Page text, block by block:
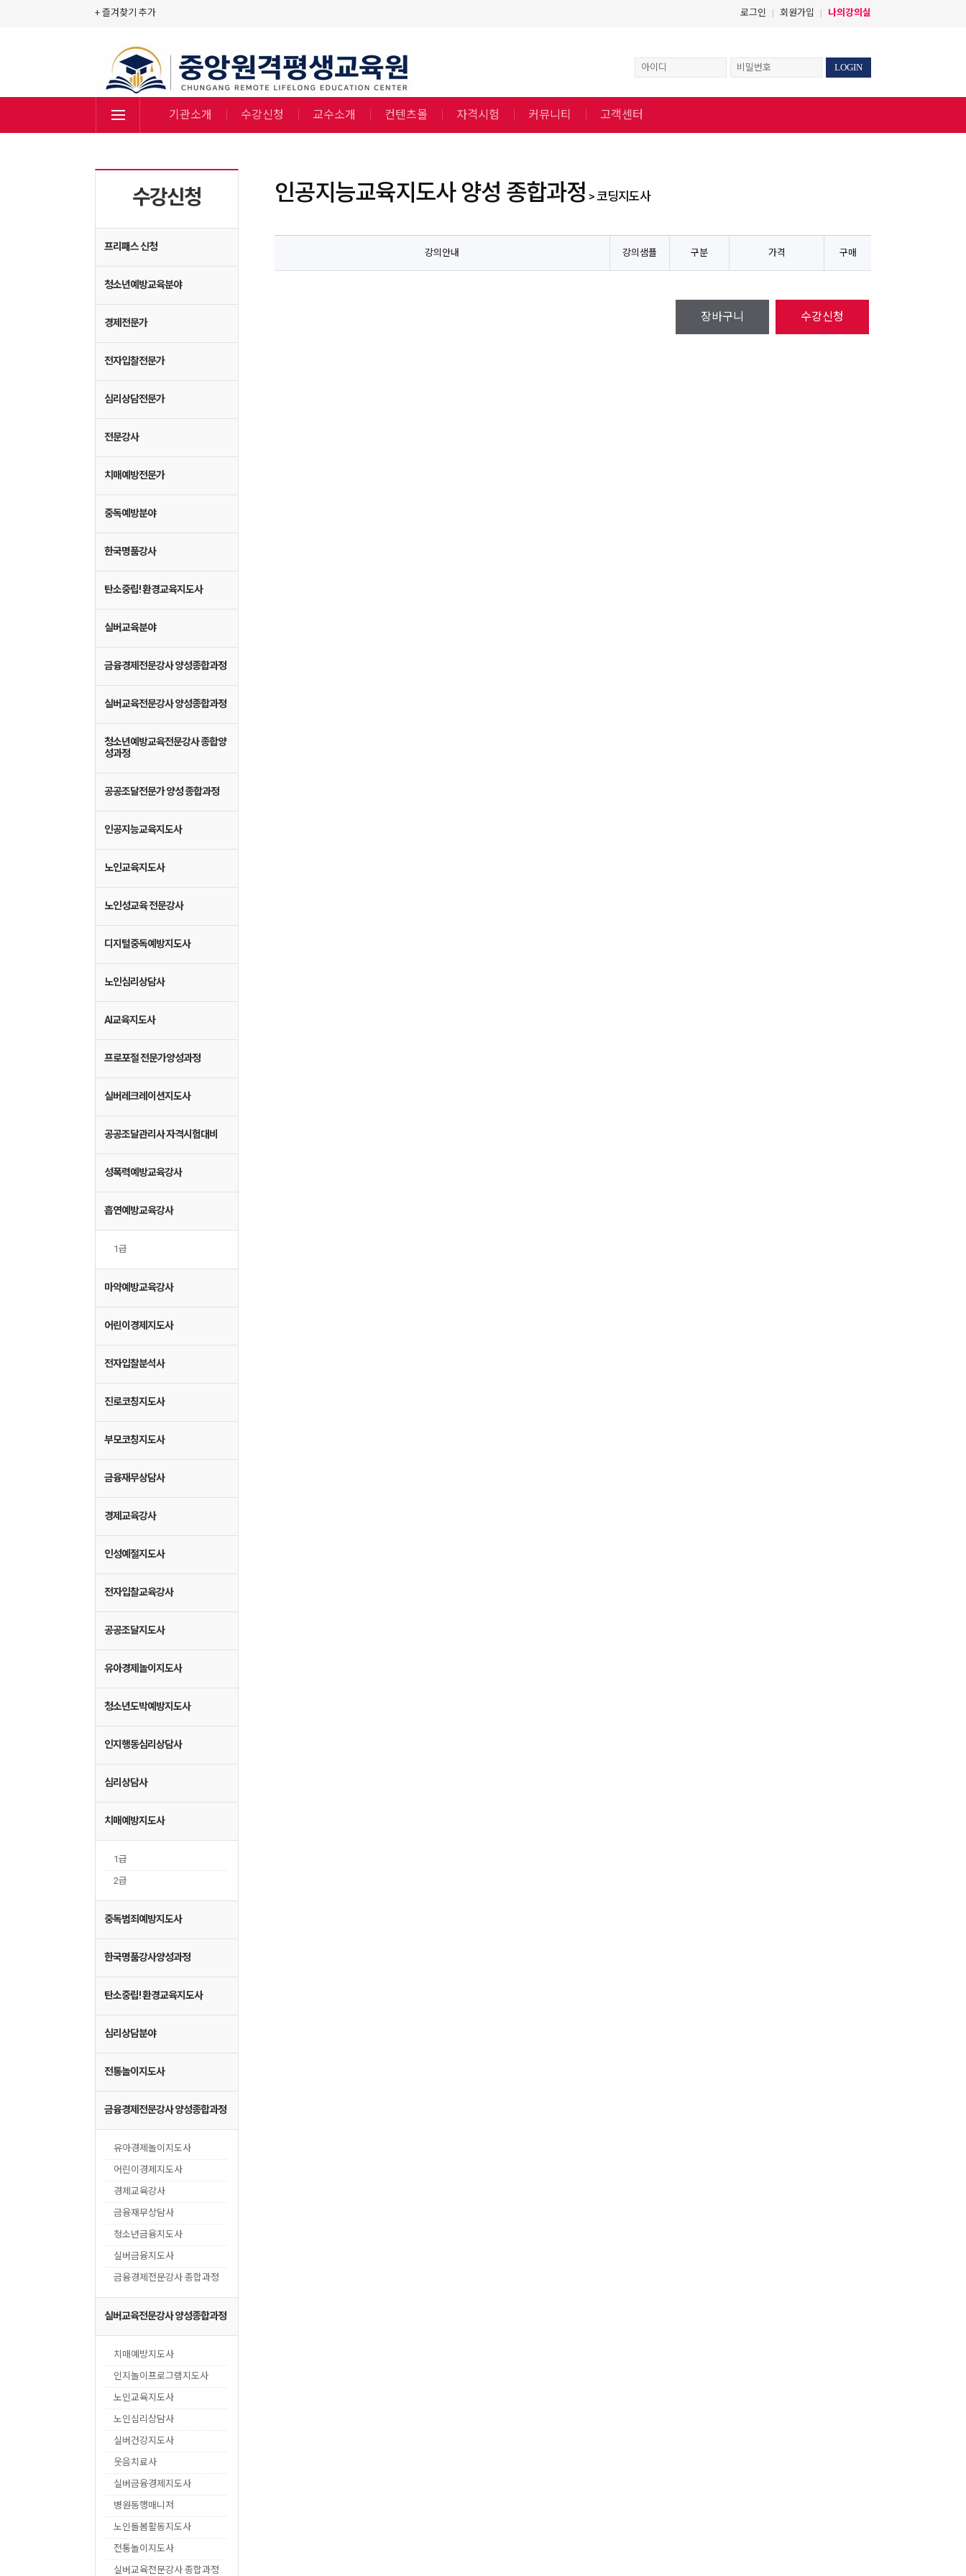
+ 즐겨찾기 추가 로그인 | 회원가입 | 나의강의실
LOGIN
기관소개 수강신청 교수소개 컨텐츠몰 자격시험 커뮤니티 고객센터
수강신청
프리패스 신청
청소년예방교육분야
경제전문가
전자입찰전문가
심리상담전문가
전문강사
치매예방전문가
중독예방분야
한국명품강사
탄소중립! 환경교육지도사
실버교육분야
금융경제전문강사 양성종합과정
실버교육전문강사 양성종합과정
청소년예방교육전문강사 종합양
성과정
공공조달전문가 양성 종합과정
인공지능교육지도사
노인교육지도사
노인성교육 전문강사
디지털중독예방지도사
노인심리상담사
AI교육지도사
프로포절 전문가양성과정
실버레크레이션지도사
공공조달관리사 자격시험대비
성폭력예방교육강사
흡연예방교육강사
1급
마약예방교육강사
어린이경제지도사
전자입찰분석사
진로코칭지도사
부모코칭지도사
금융재무상담사
경제교육강사
인성예절지도사
전자입찰교육강사
공공조달지도사
유아경제놀이지도사
청소년도박예방지도사
인지행동심리상담사
심리상담사
치매예방지도사
1급
2급
중독범죄예방지도사
한국명품강사양성과정
탄소중립! 환경교육지도사
심리상담분야
전통놀이지도사
금융경제전문강사 양성종합과정
유아경제놀이지도사
어린이경제지도사
경제교육강사
금융재무상담사
청소년금융지도사
실버금융지도사
금융경제전문강사 종합과정
실버교육전문강사 양성종합과정
치매예방지도사
인지놀이프로그램지도사
노인교육지도사
노인심리상담사
실버건강지도사
웃음치료사
실버금융경제지도사
병원동행매니저
노인돌봄활동지도사
전통놀이지도사
실버교육전문강사 종합과정
인공지능교육지도사 양성 종합과정 > 코딩지도사
강의안내 강의샘플 구분 가격 구매
장바구니 수강신청